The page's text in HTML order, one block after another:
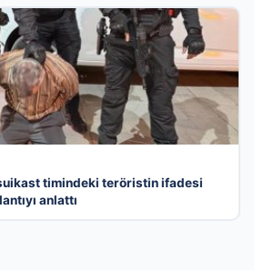
timindeki teröristin ifadesi
anlattı